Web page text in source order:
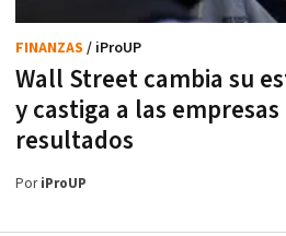
Wall Street cambia su
y castiga a las
resultados
FINANZAS / iProUP
PoriProUP